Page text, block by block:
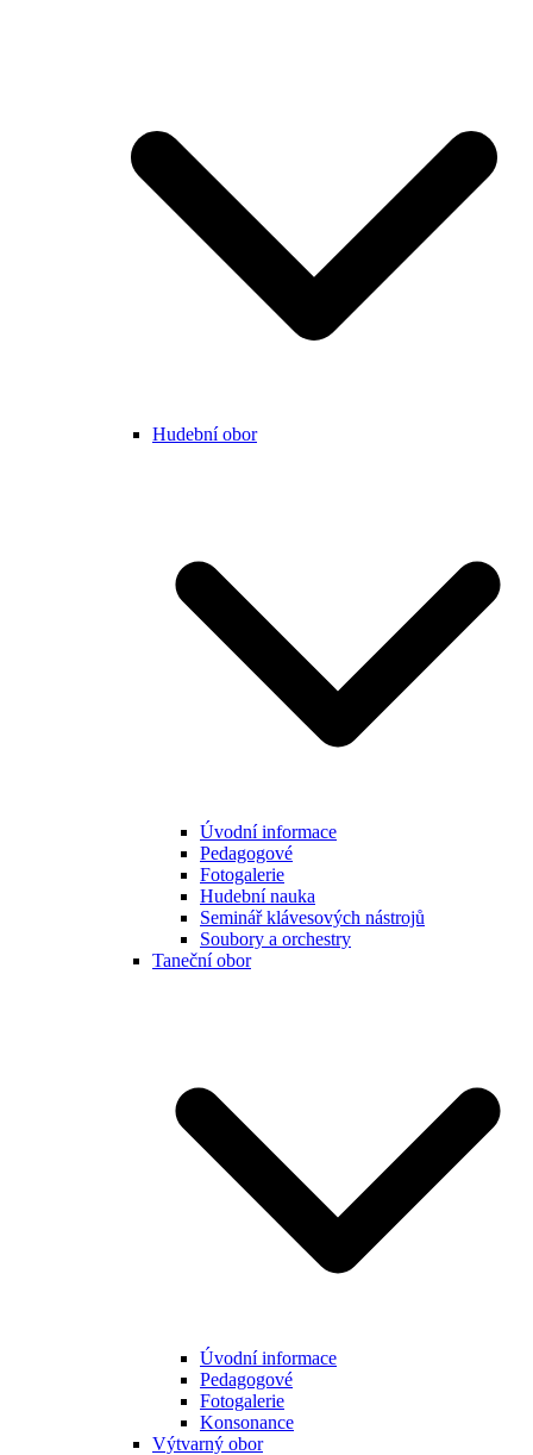
Hudební obor
Úvodní informace
Pedagogové
Fotogalerie
Hudební nauka
Seminář klávesových nástrojů
Soubory a orchestry
Taneční obor
Úvodní informace
Pedagogové
Fotogalerie
Konsonance
Výtvarný obor